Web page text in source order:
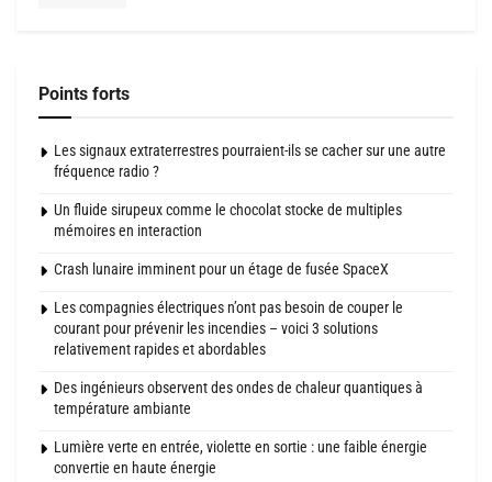
Points forts
Les signaux extraterrestres pourraient-ils se cacher sur une autre
fréquence radio ?
Un fluide sirupeux comme le chocolat stocke de multiples
mémoires en interaction
Crash lunaire imminent pour un étage de fusée SpaceX
Les compagnies électriques n’ont pas besoin de couper le
courant pour prévenir les incendies – voici 3 solutions
relativement rapides et abordables
Des ingénieurs observent des ondes de chaleur quantiques à
température ambiante
Lumière verte en entrée, violette en sortie : une faible énergie
convertie en haute énergie